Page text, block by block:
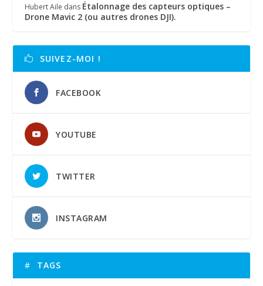
Hubert Aile dans Étalonnage des capteurs optiques –
Drone Mavic 2 (ou autres drones DJI).
SUIVEZ-MOI !
FACEBOOK
YOUTUBE
TWITTER
INSTAGRAM
TAGS